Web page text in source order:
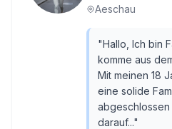
Aeschau
"Hallo, Ich bin
komme aus
Mit meinen 18
eine solide
darauf..."